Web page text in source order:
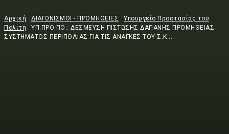
Αρχική ΔΙΑΓΩΝΙΣΜΟΙ - ΠΡΟΜΗΘΕΙΕΣ
Υπουργείο Προστασίας του
Πολίτη
ΥΠ.ΠΡΟ.ΠΟ.: ΔΕΣΜΕΥΣΗ ΠΙΣΤΩΣΗΣ ΔΑΠΑΝΗΣ ΠΡΟΜΗΘΕΙΑΣ
ΣΥΣΤΗΜΑΤΟΣ ΠΕΡΙΠΟΛΙΑΣ ΓΙΑ ΤΙΣ ΑΝΑΓΚΕΣ ΤΟΥ Σ.Κ....